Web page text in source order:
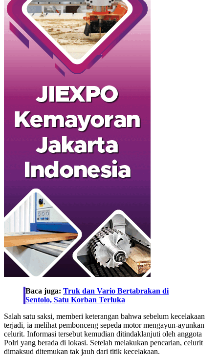
Baca juga: Truk dan Vario Bertabrakan di
Sentolo, Satu Korban Terluka
Salah satu saksi, memberi keterangan bahwa sebelum kecelakaan
terjadi, ia melihat pembonceng sepeda motor mengayun-ayunkan
celurit. Informasi tersebut kemudian ditindaklanjuti oleh anggota
Polri yang berada di lokasi. Setelah melakukan pencarian, celurit
dimaksud ditemukan tak jauh dari titik kecelakaan.